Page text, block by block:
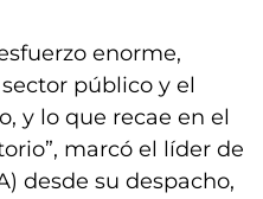
enorme,
público y el
y lo que recae en el
marcó el líder de
desde su despacho,